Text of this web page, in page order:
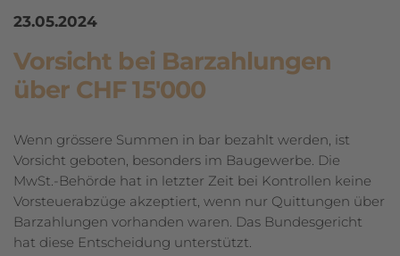
23.05.2024
Vorsicht bei Barzahlungen
über CHF 15'000
Wenn grössere Summen in bar bezahlt werden, ist
Vorsicht geboten, besonders im Baugewerbe. Die
MwSt.-Behörde hat in letzter Zeit bei Kontrollen keine
Vorsteuerabzüge akzeptiert, wenn nur Quittungen über
Barzahlungen vorhanden waren. Das Bundesgericht
hat diese Entscheidung unterstützt.